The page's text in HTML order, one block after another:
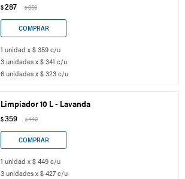
$287 $359
1 unidad x $ 359 c/u
3 unidades x $ 341 c/u
6 unidades x $ 323 c/u
Limpiador 10 L - Lavanda
$359 $449
1 unidad x $ 449 c/u
3 unidades x $ 427 c/u